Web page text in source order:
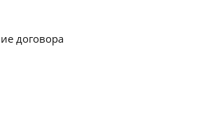
договора